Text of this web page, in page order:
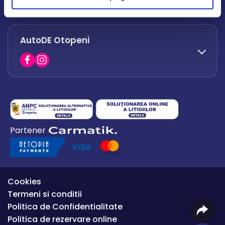
office.afumati@autode.ro
0730 063 852
0730 063 851
AutoDE Otopeni
0754 649 360
office.premium@autode.ro
Partener
Cookies
Termeni si conditii
Politica de Confidentialitate
Politica de rezervare online